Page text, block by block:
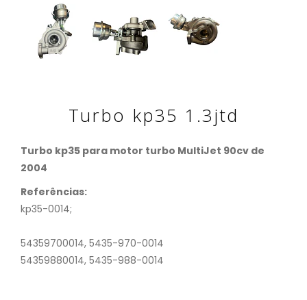
Turbo kp35 1.3jtd
Turbo kp35 para motor turbo MultiJet 90cv de
2004
Referências:
kp35-0014;
54359700014, 5435-970-0014
54359880014, 5435-988-0014